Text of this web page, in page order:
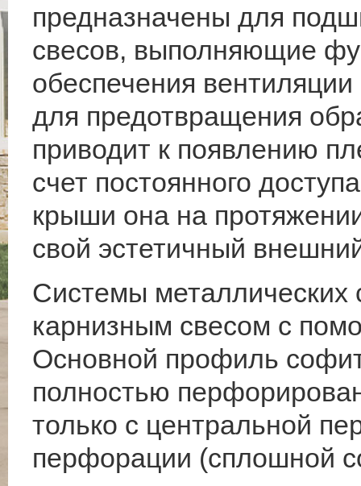
предназначены для
свесов, выполняющие
обеспечения
для предотвращения
приводит к появлению
счет постоянного
крыши она на
свой эстетичный
Системы металлических
карнизным свесом с
Основной профиль
полностью
только с центральной
перфорации (сплошной